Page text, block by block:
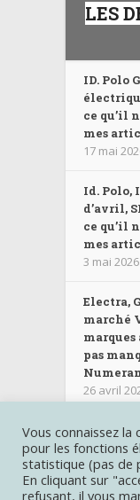
LES
ID. Polo
ce qu’il
mes
17 mai
Id.
d’avril,
ce qu’il
mes
3 mai 2026
Electra,
marché
pas
26 avril
Les autres sites :
Castinghotels.fr|
Vous connaissez la
pour les fonctions
statistique (pas de
En cliquant sur
refusant, il vous